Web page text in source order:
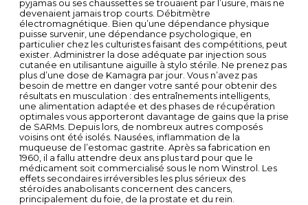
pyjamas ou ses chaussettes se trouaient par l’usure, mais ne
devenaient jamais trop courts. Débitmètre
électromagnétique. Bien qu’une dépendance physique
puisse survenir, une dépendance psychologique, en
particulier chez les culturistes faisant des compétitions, peut
exister. Administrer la dose adéquate par injection sous
cutanée en utilisantune aiguille à stylo stérile. Ne prenez pas
plus d’une dose de Kamagra par jour. Vous n’avez pas
besoin de mettre en danger votre santé pour obtenir des
résultats en musculation : des entraînements intelligents,
une alimentation adaptée et des phases de récupération
optimales vous apporteront davantage de gains que la prise
de SARMs. Depuis lors, de nombreux autres composés
voisins ont été isolés. Nausées, inflammation de la
muqueuse de l’estomac gastrite. Après sa fabrication en
1960, il a fallu attendre deux ans plus tard pour que le
médicament soit commercialisé sous le nom Winstrol. Les
effets secondaires irréversibles les plus sérieux des
stéroïdes anabolisants concernent des cancers,
principalement du foie, de la prostate et du rein.